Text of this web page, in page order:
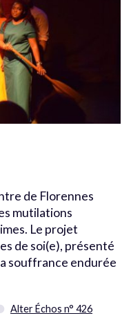
de Florennes
mutilations
Le projet
de soi(e), présenté
souffrance endurée
Alter Échos n° 426